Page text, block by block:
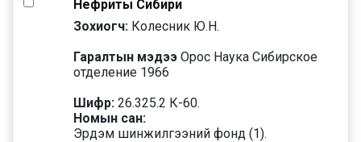
Нефриты Сибири
Зохиогч: Колесник Ю.Н.
Гаралтын мэдээ Орос Наука Сибирское
отделение 1966
Шифр: 26.325.2 К-60.
Номын сан:
Эрдэм шинжилгээний фонд (1).